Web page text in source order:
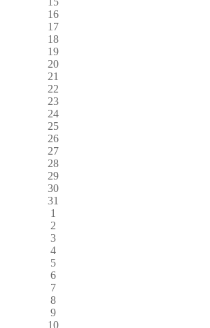
16
17
18
19
20
21
22
23
24
25
26
27
28
29
30
31
1
2
3
4
5
6
7
8
9
10